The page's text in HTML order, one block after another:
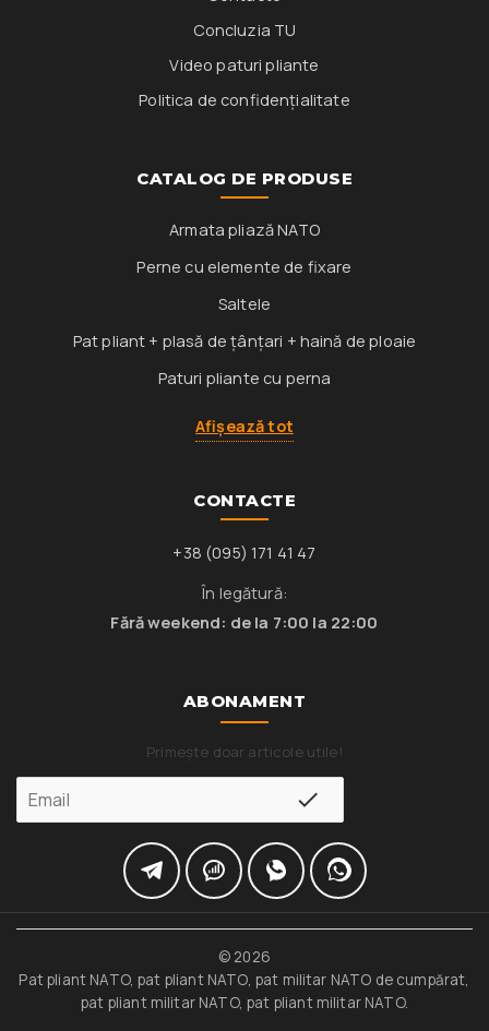
Concluzia TU
Video paturi pliante
Politica de confidențialitate
CATALOG DE PRODUSE
Armata pliază NATO
Perne cu elemente de fixare
Saltele
Pat pliant + plasă de țânțari + haină de ploaie
Paturi pliante cu perna
Afișează tot
CONTACTE
+38 (095) 171 41 47
În legătură:
Fără weekend: de la 7:00 la 22:00
ABONAMENT
Primește doar articole utile!
© 2026
Pat pliant NATO, pat pliant NATO, pat militar NATO de cumpărat,
pat pliant militar NATO, pat pliant militar NATO.